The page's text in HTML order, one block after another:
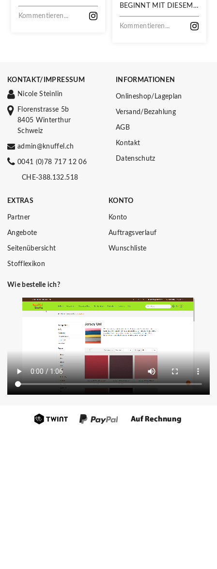
Kommentieren...
BEGINNT MIT DIESEM
STOFF
Kommentieren...
KONTAKT/IMPRESSUM
Nicole Steinlin
Florenstrasse 5b
8405 Winterthur
Schweiz
admin@knuffel.ch
0041 (0)78 717 12 06
CHE-388.132.518
INFORMATIONEN
Onlineshop/Lageplan
Versand/Bezahlung
AGB
Kontakt
Datenschutz
EXTRAS
Partner
Angebote
Seitenübersicht
Stofflexikon
KONTO
Konto
Auftragsverlauf
Wunschliste
Wie bestelle ich?